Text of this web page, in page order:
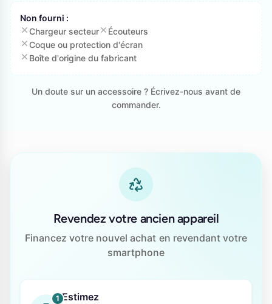
Non fourni :
Chargeur secteur
Écouteurs
Coque ou protection d'écran
Boîte d'origine du fabricant
Un doute sur un accessoire ? Écrivez-nous avant de
commander.
Revendez votre ancien appareil
Financez votre nouvel achat en revendant votre
smartphone
1 Estimez